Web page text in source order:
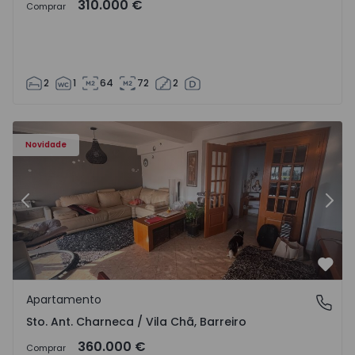
Comprar 310.000 €
2 1 64 72 2
Novidade
- 11
Apartamento T3 Barreiro, Santo António da Charneca -
Anterior
Sto. Ant. Charneca / Vila Chã, Barreiro
Apartamento
Sto. Ant. Charneca / Vila Chã, Barreiro
Comprar 360.000 €